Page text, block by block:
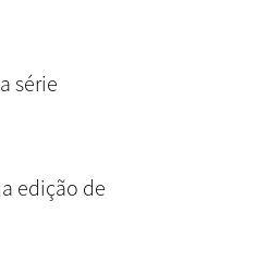
série
edição de